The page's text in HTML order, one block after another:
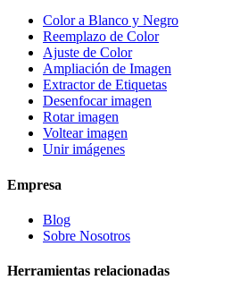
Color a Blanco y Negro
Reemplazo de Color
Ajuste de Color
Ampliación de Imagen
Extractor de Etiquetas
Desenfocar imagen
Rotar imagen
Voltear imagen
Unir imágenes
Empresa
Blog
Sobre Nosotros
Herramientas relacionadas